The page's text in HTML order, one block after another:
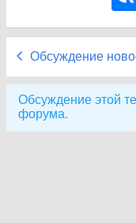
Обсуждение
Обсуждение этой
форума.